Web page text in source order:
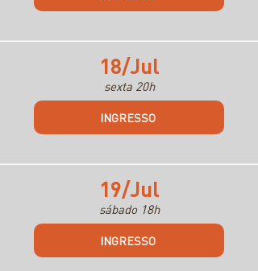
18/Jul
sexta 20h
INGRESSO
19/Jul
sábado 18h
INGRESSO